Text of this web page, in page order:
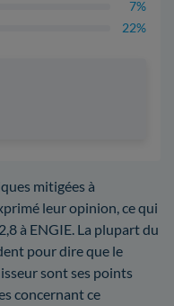
7%
22%
mitigées à
leur opinion, ce qui
à ENGIE. La plupart du
pour dire que le
sont ses points
concernant ce